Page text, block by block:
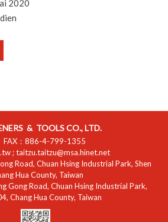
2020
& TOOLS CO., LTD.
FAX： 886-4-799-1355
;taitzu.taitzu@msa.hinet.net
Road, Chuan Hsing Industrial Park, Shen
Hua County, Taiwan
Gong Road, Chuan Hsing Industrial Park,
, Chang Hua County, Taiwan